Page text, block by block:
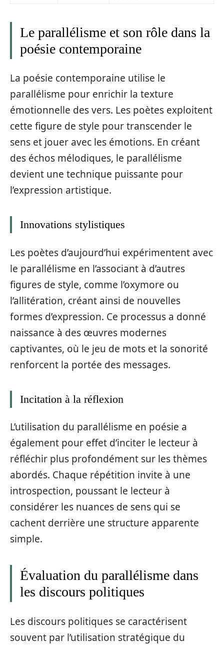
Le parallélisme et son rôle dans la
poésie contemporaine
La poésie contemporaine utilise le
parallélisme pour enrichir la texture
émotionnelle des vers. Les poètes exploitent
cette figure de style pour transcender le
sens et jouer avec les émotions. En créant
des échos mélodiques, le parallélisme
devient une technique puissante pour
l’expression artistique.
Innovations stylistiques
Les poètes d’aujourd’hui expérimentent avec
le parallélisme en l’associant à d’autres
figures de style, comme l’oxymore ou
l’allitération, créant ainsi de nouvelles
formes d’expression. Ce processus a donné
naissance à des œuvres modernes
captivantes, où le jeu de mots et la sonorité
renforcent la portée des messages.
Incitation à la réflexion
L’utilisation du parallélisme en poésie a
également pour effet d’inciter le lecteur à
réfléchir plus profondément sur les thèmes
abordés. Chaque répétition invite à une
introspection, poussant le lecteur à
considérer les nuances de sens qui se
cachent derrière une structure apparente
simple.
Évaluation du parallélisme dans
les discours politiques
Les discours politiques se caractérisent
souvent par l’utilisation stratégique du